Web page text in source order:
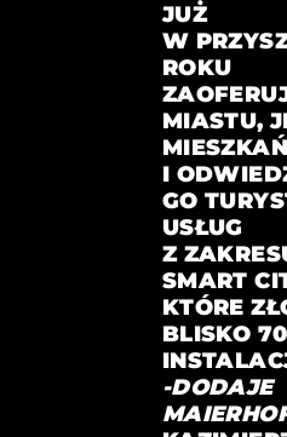
JUŻ
W
ROKU
MIASTU,
I
GO
USŁUG
Z
SMART
KTÓRE
BLISKO
-DODAJE